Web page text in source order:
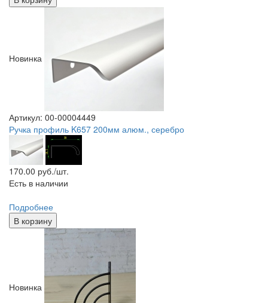
Новинка
Артикул: 00-00004449
Ручка профиль K657 200мм алюм., серебро
170.00 руб./шт.
Есть в наличии
Подробнее
В корзину
Новинка